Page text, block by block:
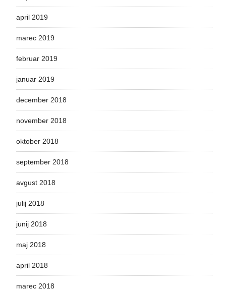
april 2019
marec 2019
februar 2019
januar 2019
december 2018
november 2018
oktober 2018
september 2018
avgust 2018
julij 2018
junij 2018
maj 2018
april 2018
marec 2018